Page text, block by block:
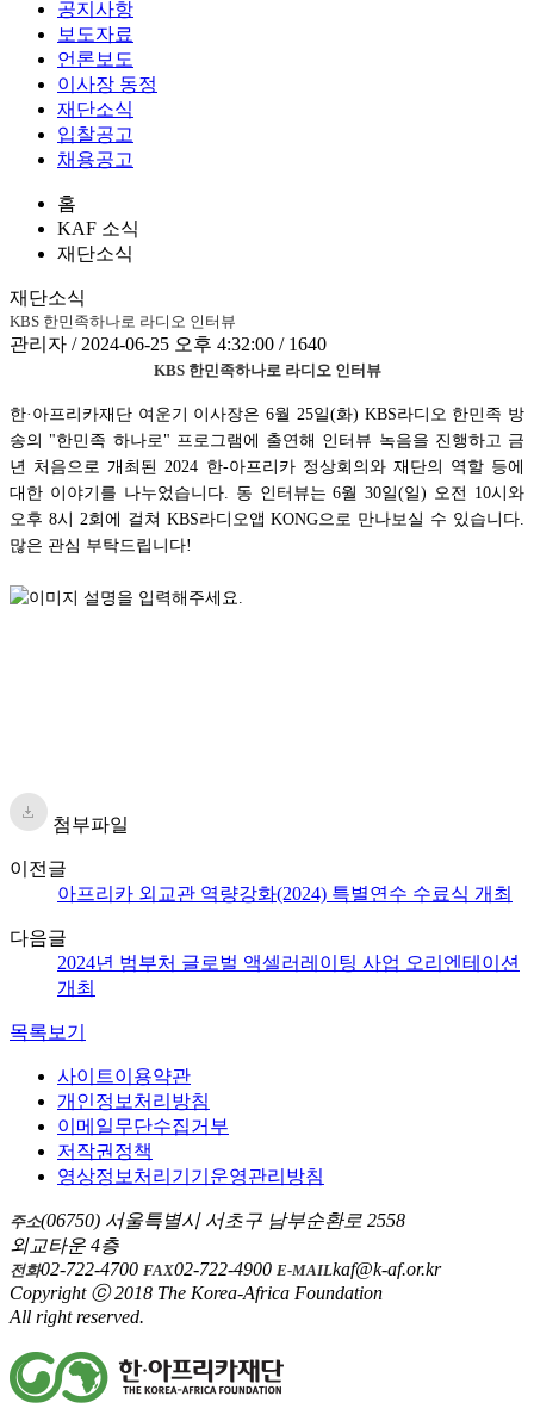
공지사항
보도자료
언론보도
이사장 동정
재단소식
입찰공고
채용공고
홈
KAF 소식
재단소식
재단소식
KBS 한민족하나로 라디오 인터뷰
관리자 / 2024-06-25 오후 4:32:00 / 1640
KBS 한민족하나로 라디오 인터뷰
한·아프리카재단 여운기 이사장은 6월 25일(화) KBS라디오 한민족 방
송의 "한민족 하나로" 프로그램에 출연해 인터뷰 녹음을 진행하고 금
년 처음으로 개최된 2024 한-아프리카 정상회의와 재단의 역할 등에
대한 이야기를 나누었습니다. 동 인터뷰는 6월 30일(일) 오전 10시와
오후 8시 2회에 걸쳐 KBS라디오앱 KONG으로 만나보실 수 있습니다.
많은 관심 부탁드립니다!
첨부파일
이전글
아프리카 외교관 역량강화(2024) 특별연수 수료식 개최
다음글
2024년 범부처 글로벌 액셀러레이팅 사업 오리엔테이션
개최
목록보기
사이트이용약관
개인정보처리방침
이메일무단수집거부
저작권정책
영상정보처리기기운영관리방침
주소(06750) 서울특별시 서초구 남부순환로 2558
외교타운 4층
전화02-722-4700 FAX02-722-4900 E-MAILkaf@k-af.or.kr
Copyright ⓒ 2018 The Korea-Africa Foundation
All right reserved.